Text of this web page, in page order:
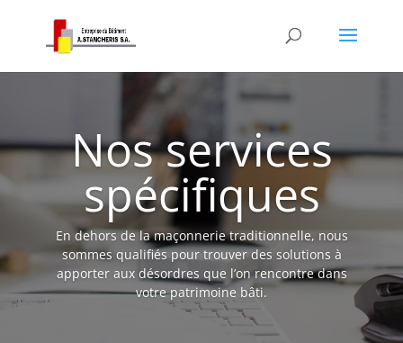
Nos services
spécifiques
En dehors de la maçonnerie traditionnelle, nous
sommes qualifiés pour trouver des solutions à
apporter aux désordres que l’on rencontre dans
votre patrimoine bâti.